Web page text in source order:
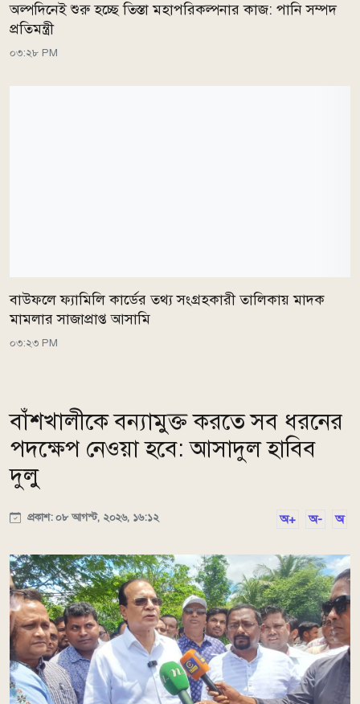
অল্পদিনেই শুরু হচ্ছে তিস্তা মহাপরিকল্পনার কাজ: পানি সম্পদ
প্রতিমন্ত্রী
০৩:২৮ PM
বাউফলে ফ্যামিলি কার্ডের তথ্য সংগ্রহকারী তালিকায় মাদক
মামলার সাজাপ্রাপ্ত আসামি
০৩:২৩ PM
বাঁশখালীকে বন্যামুক্ত করতে সব ধরনের
পদক্ষেপ নেওয়া হবে: আসাদুল হাবিব
দুলু
প্রকাশ: ০৮ আগস্ট, ২০২৬, ১৬:১২ অ+ অ- অ